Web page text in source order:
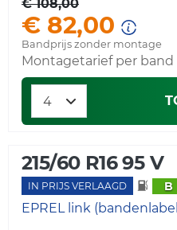
€ 108,00
€ 82,00
Bandprijs zonder montage
Montagetarief per band
215/60 R16 95 V
IN PRIJS VERLAAGD B
EPREL link